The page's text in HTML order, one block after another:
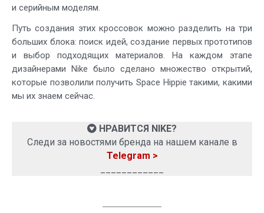
и серийным моделям.
Путь создания этих кроссовок можно разделить на три
больших блока: поиск идей, создание первых прототипов
и выбор подходящих материалов. На каждом этапе
дизайнерами Nike было сделано множество открытий,
которые позволили получить Space Hippie такими, какими
мы их знаем сейчас.
НРАВИТСЯ NIKE?
Следи за новостями бренда на нашем канале в
Telegram >